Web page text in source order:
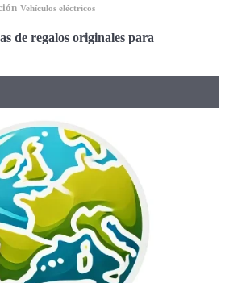
Vehículos eléctricos
de regalos originales para